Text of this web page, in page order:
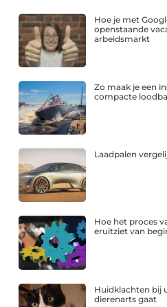
Hoe je met
openstaande
arbeidsmarkt
Zo maak je een
compacte
Laadpalen
Hoe het proces
eruitziet van
Huidklachten bij
dierenarts gaat